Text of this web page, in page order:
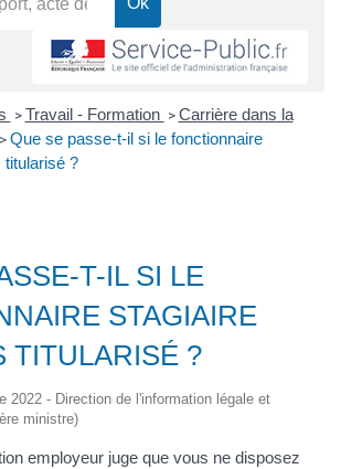
> Travail - Formation > Carrière dans la
> Que se passe-t-il si le fonctionnaire
titularisé ?
T-IL SI LE
STAGIAIRE
TITULARISÉ ?
2022 - Direction de l'information légale et
ministre)
employeur juge que vous ne disposez